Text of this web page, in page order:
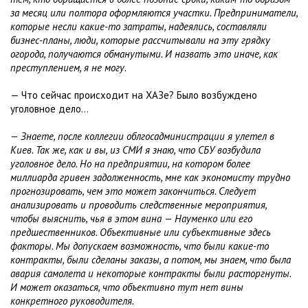
за месяц или полтора оформляются участки. Предприниматели,
которые несли какие-то затраты, надеялись, составляли
бизнес-планы, люди, которые рассчитывали на эту грядку
огорода, получаются обманутыми. И назвать это иначе, как
преступлением, я не могу.
— Что сейчас происходит на ХАЗе? Было возбуждено
уголовное дело...
— Знаете, после коллегии облгосадминистрации я улетел в
Киев. Так же, как и вы, из СМИ я знаю, что СБУ возбудила
уголовное дело. Но на предприятии, на котором более
миллиарда гривен задолженность, мне как экономисту трудно
прогнозировать, чем это может закончиться. Следует
анализировать и проводить следственные мероприятия,
чтобы выяснить, чья в этом вина — Науменко или его
предшественников. Объективные или субъективные здесь
факторы. Мы допускаем возможность, что были какие-то
контракты, были сделаны заказы, а потом, мы знаем, что была
авария самолета и некоторые контракты были расторгнуты.
И может оказаться, что объективно тут нет вины
конкретного руководителя.